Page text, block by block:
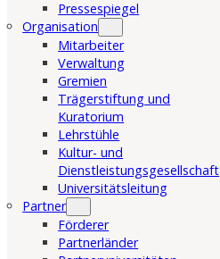
Pressespiegel
Organisation
Mitarbeiter
Verwaltung
Gremien
Trägerstiftung und
Kuratorium
Lehrstühle
Kultur- und
Dienstleistungsgesellschaft
Universitätsleitung
Partner
Förderer
Partnerländer